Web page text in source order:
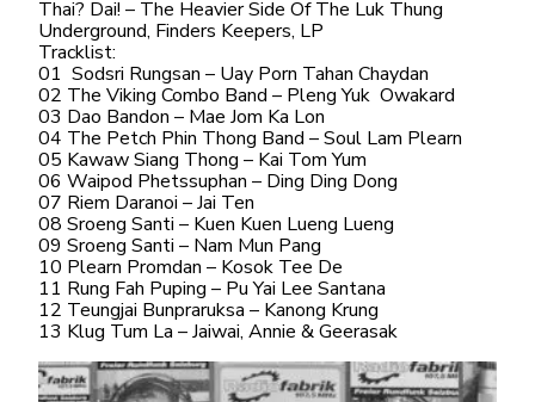
Thai? Dai! – The Heavier Side Of The Luk Thung
Underground, Finders Keepers, LP
Tracklist:
01 Sodsri Rungsan – Uay Porn Tahan Chaydan
02 The Viking Combo Band – Pleng Yuk Owakard
03 Dao Bandon – Mae Jom Ka Lon
04 The Petch Phin Thong Band – Soul Lam Plearn
05 Kawaw Siang Thong – Kai Tom Yum
06 Waipod Phetssuphan – Ding Ding Dong
07 Riem Daranoi – Jai Ten
08 Sroeng Santi – Kuen Kuen Lueng Lueng
09 Sroeng Santi – Nam Mun Pang
10 Plearn Promdan – Kosok Tee De
11 Rung Fah Puping – Pu Yai Lee Santana
12 Teungjai Bunpraruksa – Kanong Krung
13 Klug Tum La – Jaiwai, Annie & Geerasak